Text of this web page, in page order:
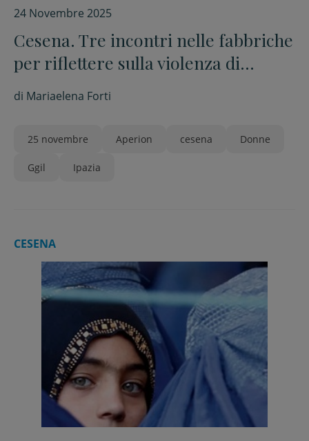
24 Novembre 2025
Cesena. Tre incontri nelle fabbriche
per riflettere sulla violenza di
genere
di Mariaelena Forti
25 novembre Aperion cesena Donne
Ggil Ipazia
CESENA